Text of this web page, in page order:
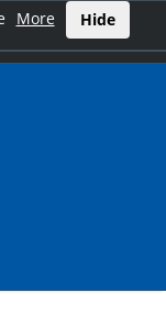
More Hide